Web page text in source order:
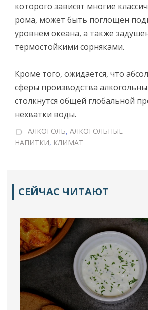
которого зависят многие
рома, может быть поглощен
уровнем океана, а также
термостойкими сорняками.
Кроме того, ожидается, что
сферы производства
столкнутся общей глобальной
нехватки воды.
АЛКОГОЛЬ, АЛКОГОЛЬНЫЕ
НАПИТКИ, КЛИМАТ
СЕЙЧАС ЧИТАЮТ